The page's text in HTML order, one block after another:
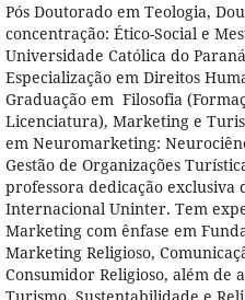
Pós Doutorado em Teologia,
concentração: Ético-Social e
Universidade Católica do
Especialização em Direitos
Graduação em Filosofia
Licenciatura), Marketing e
em Neuromarketing:
Gestão de Organizações
professora dedicação
Internacional Uninter. Tem
Marketing com ênfase em
Marketing Religioso,
Consumidor Religioso, além de